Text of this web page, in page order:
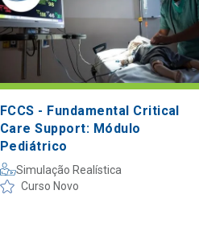
FCCS - Fundamental Critical
Care Support: Módulo
Pediátrico
Simulação Realística
Curso Novo